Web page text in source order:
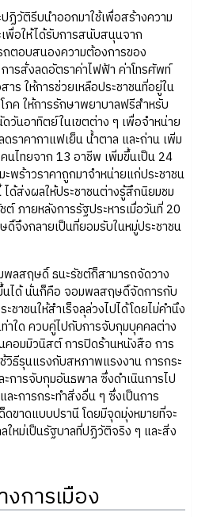
วัติรีบนำออกมาใช้เพื่อสร้างความ
พื่อให้ได้รับการสนับสนุนจาก
ตอบสนองความต้องการของ
ารสั่งลดอัตราค่าไฟฟ้า ค่าโทรศัพท์
าร ให้การช่วยเหลือประชาชนที่อยู่ใน
ค ให้การรักษาพยาบาลฟรีสำหรับ
วันอาทิตย์ในเขตต่าง ๆ เพื่อจำหน่าย
ราคากาแฟเย็น น้ำตาล และถ่าน เพิ่ม
ไทยจาก 13 อาชีพ เพิ่มขึ้นเป็น 24
พร้าวราคาถูกมาจำหน่ายแก่ประชาชน
ด้ส่งผลให้ประชาชนต่างรู้สึกนิยมชม
ภายหลังการรัฐประหารเมื่อวันที่ 20
จึงกลายเป็นที่ยอมรับในหมู่ประชาชน
พลสฤษดิ์ ธนะรัชต์ก็สามารถจัดวาง
ได้ นั่นก็คือ จอมพลสฤษดิ์จัดการกับ
าชนให้สำเร็จลุล่วงไปได้โดยไม่คำนึง
าใด ควบคู่ไปกับการจับกุมบุคคลต่าง
อมมิวนิสต์ การปิดร้านหนังสือ การ
วิธีรุนแรงกับสหภาพแรงงาน การกระ
การจับกุมอันธพาล ซึ่งดำเนินการไป
ะการกระทำสิ่งอื่น ๆ ซึ่งเป็นการ
ขาดแบบปรานี โดยมีจุดมุ่งหมายที่จะ
ใหม่เป็นรัฐบาลที่ปฏิวัติจริง ๆ และสิ่ง
การเมือง